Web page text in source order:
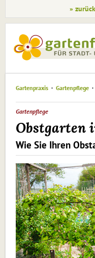
»
Gartenpraxis Gartenpflege
Gartenpflege
Obstgarten
Wie Sie Ihren